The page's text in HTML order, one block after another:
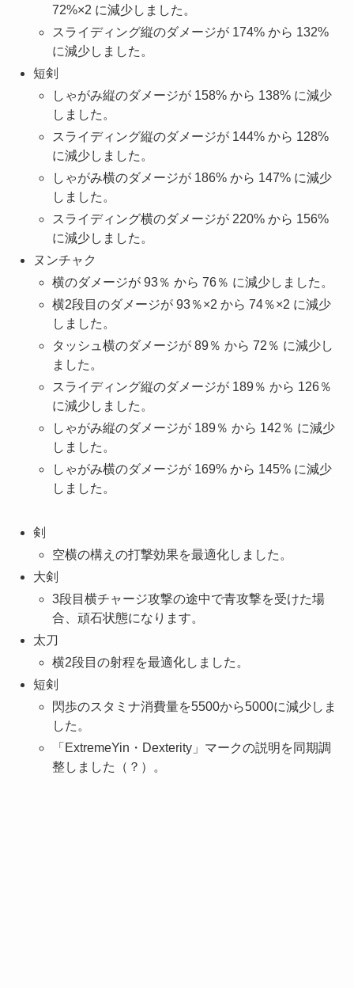
72%×2 に減少しました。
スライディング縦のダメージが 174% から 132%
に減少しました。
短剣
しゃがみ縦のダメージが 158% から 138% に減少
しました。
スライディング縦のダメージが 144% から 128%
に減少しました。
しゃがみ横のダメージが 186% から 147% に減少
しました。
スライディング横のダメージが 220% から 156%
に減少しました。
ヌンチャク
横のダメージが 93％ から 76％ に減少しました。
横2段目のダメージが 93％×2 から 74％×2 に減少
しました。
タッシュ横のダメージが 89％ から 72％ に減少し
ました。
スライディング縦のダメージが 189％ から 126％
に減少しました。
しゃがみ縦のダメージが 189％ から 142％ に減少
しました。
しゃがみ横のダメージが 169% から 145% に減少
しました。
剣
空横の構えの打撃効果を最適化しました。
大剣
3段目横チャージ攻撃の途中で青攻撃を受けた場
合、頑石状態になります。
太刀
横2段目の射程を最適化しました。
短剣
閃歩のスタミナ消費量を5500から5000に減少しま
した。
「ExtremeYin・Dexterity」マークの説明を同期調
整しました（？）。